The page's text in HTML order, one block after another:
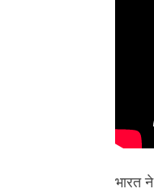
भारत